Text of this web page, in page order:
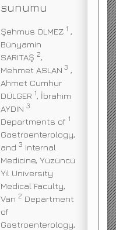
sunumu
Şehmus ÖLMEZ 1 ,
Bünyamin
SARITAŞ 2,
Mehmet ASLAN 3 ,
Ahmet Cumhur
DÜLGER 1, İbrahim
AYDIN 3
Departments of 1
Gastroenterology,
and 3 Internal
Medicine, Yüzüncü
Yıl University
Medical Faculty,
Van 2 Department
of
Gastroenterology,